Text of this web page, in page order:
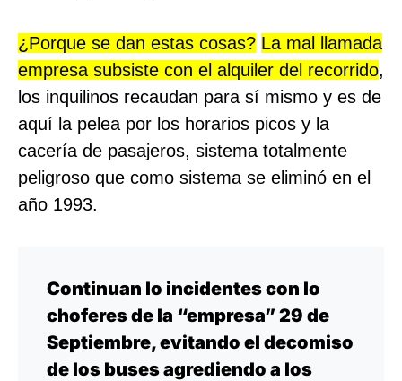
¿Porque se dan estas cosas? La mal llamada
empresa subsiste con el alquiler del recorrido,
los inquilinos recaudan para sí mismo y es de
aquí la pelea por los horarios picos y la
cacería de pasajeros, sistema totalmente
peligroso que como sistema se eliminó en el
año 1993.
Continuan lo incidentes con lo
choferes de la “empresa” 29 de
Septiembre, evitando el decomiso
de los buses agrediendo a los